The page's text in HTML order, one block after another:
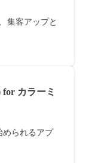
集客アップと
for カラーミ
められるアプ